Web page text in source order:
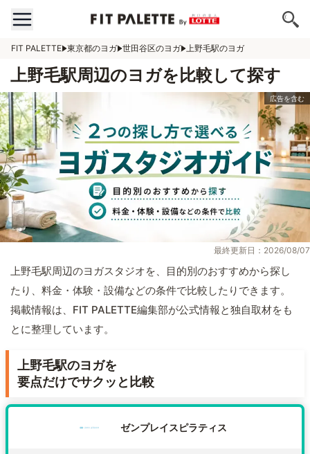
FIT PALETTE 東京都のヨガ 世田谷区のヨガ 上野毛駅のヨガ
上野毛駅周辺のヨガを比較して探す
最終更新日：2026/08/07
上野毛駅周辺のヨガスタジオを、目的別のおすすめから探し
たり、料金・体験・設備などの条件で比較したりできます。
掲載情報は、FIT PALETTE編集部が公式情報と独自取材をも
とに整理しています。
上野毛駅のヨガを
要点だけでサクッと比較
ゼンプレイスピラティス